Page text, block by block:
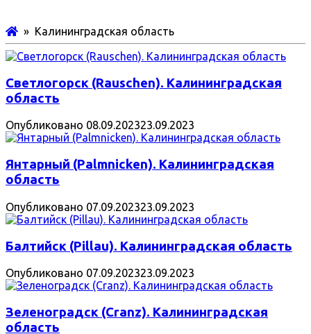
» Калининградская область
Светлогорск (Rauschen). Калининградская
область
Опубликовано 08.09.202323.09.2023
Янтарный (Palmnicken). Калининградская
область
Опубликовано 07.09.202323.09.2023
Балтийск (Pillau). Калининградская область
Опубликовано 07.09.202323.09.2023
Зеленоградск (Cranz). Калининградская
область